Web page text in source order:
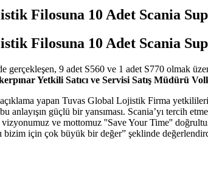
Filosuna 10 Adet Scania
Filosuna 10 Adet Scania
gerçekleşen, 9 adet S560 ve 1 adet S770 olmak
Yetkili Satıcı ve Servisi Satış Müdürü
yapan Tuvas Global Lojistik Firma
anlayışın güçlü bir yansıması. Scania’yı tercih
ve mottomuz ''Save Your Time''
bizim için çok büyük bir değer” şeklinde